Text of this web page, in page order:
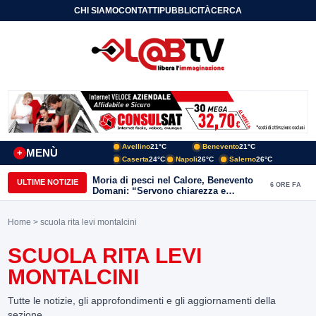
CHI SIAMOCONTATTIPUBBLICITÀCERCA
MENÙ
+
Avellino21°C Benevento21°C
Caserta24°C Napoli26°C Salerno26°C
ULTIME NOTIZIE
Moria di pesci nel Calore, Benevento
Domani: “Servono chiarezza e
approfondimenti sulla gestione
6 ORE FA
Home > scuola rita levi montalcini
SCUOLA RITA LEVI
MONTALCINI
Tutte le notizie, gli approfondimenti e gli aggiornamenti della